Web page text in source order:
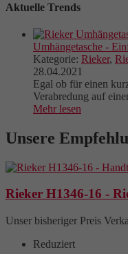
Aktuelle Trends
Umhängetasche -
Kategorie: Rieker,
28.04.2021
Egal ob für einen
Verabredung auf
Mehr lesen
Unsere
Rieker H1346-16 -
Unser bisheriger Preis
Reduziert